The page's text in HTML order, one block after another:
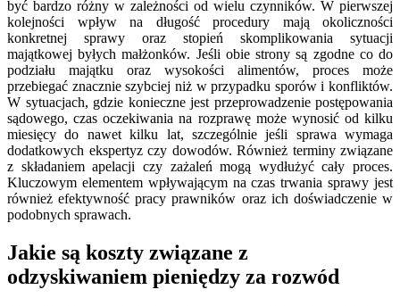
być bardzo różny w zależności od wielu czynników. W pierwszej
kolejności wpływ na długość procedury mają okoliczności
konkretnej sprawy oraz stopień skomplikowania sytuacji
majątkowej byłych małżonków. Jeśli obie strony są zgodne co do
podziału majątku oraz wysokości alimentów, proces może
przebiegać znacznie szybciej niż w przypadku sporów i konfliktów.
W sytuacjach, gdzie konieczne jest przeprowadzenie postępowania
sądowego, czas oczekiwania na rozprawę może wynosić od kilku
miesięcy do nawet kilku lat, szczególnie jeśli sprawa wymaga
dodatkowych ekspertyz czy dowodów. Również terminy związane
z składaniem apelacji czy zażaleń mogą wydłużyć cały proces.
Kluczowym elementem wpływającym na czas trwania sprawy jest
również efektywność pracy prawników oraz ich doświadczenie w
podobnych sprawach.
Jakie są koszty związane z
odzyskiwaniem pieniędzy za rozwód